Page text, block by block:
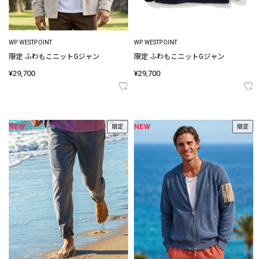
WP WESTPOINT
限定 ふわもこニットGジャン
¥29,700
WP WESTPOINT
限定 ふわもこニットGジャン
¥29,700
NEW 限定 NEW 限定